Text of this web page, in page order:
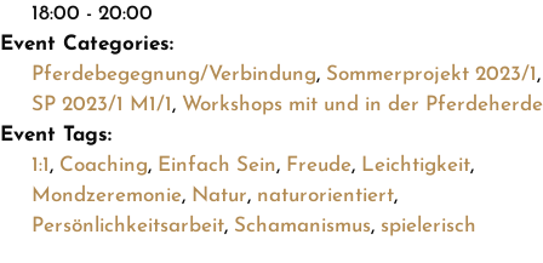
18:00 - 20:00
Event Categories:
Pferdebegegnung/Verbindung, Sommerprojekt 2023/1 ,
SP 2023/1 M1/1 , Workshops mit und in der Pferdeherde
Event Tags:
1:1 , Coaching, Einfach Sein, Freude, Leichtigkeit,
Mondzeremonie, Natur, naturorientiert,
Persönlichkeitsarbeit, Schamanismus, spielerisch